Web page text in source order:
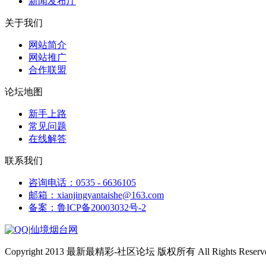
关于我们
网站简介
网站推广
合作联盟
论坛地图
新手上路
常见问题
在线解答
联系我们
咨询电话：0535 - 6636105
邮箱：xianjingyantaishe@163.com
备案：鲁ICP备20003032号-2
|仙境烟台网
Copyright 2013 最新最精彩-社区论坛 版权所有 All Rights